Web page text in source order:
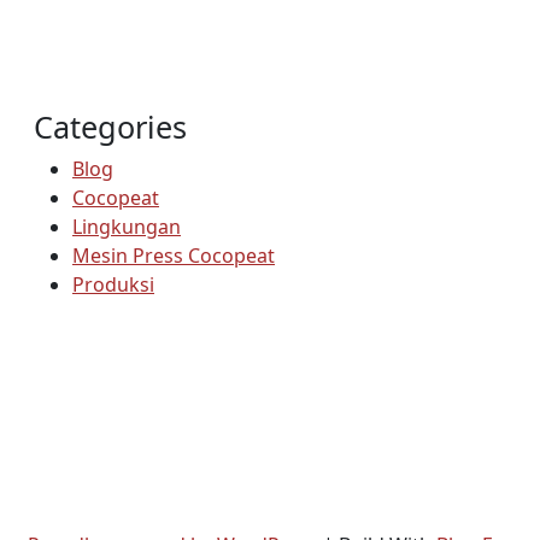
Categories
Blog
Cocopeat
Lingkungan
Mesin Press Cocopeat
Produksi